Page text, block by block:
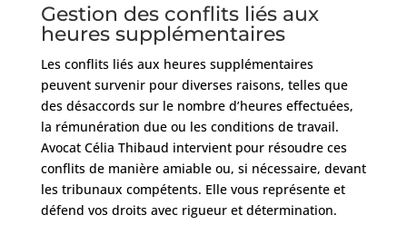
Gestion des conflits liés aux
heures supplémentaires
Les conflits liés aux heures supplémentaires
peuvent survenir pour diverses raisons, telles que
des désaccords sur le nombre d’heures effectuées,
la rémunération due ou les conditions de travail.
Avocat Célia Thibaud intervient pour résoudre ces
conflits de manière amiable ou, si nécessaire, devant
les tribunaux compétents. Elle vous représente et
défend vos droits avec rigueur et détermination.